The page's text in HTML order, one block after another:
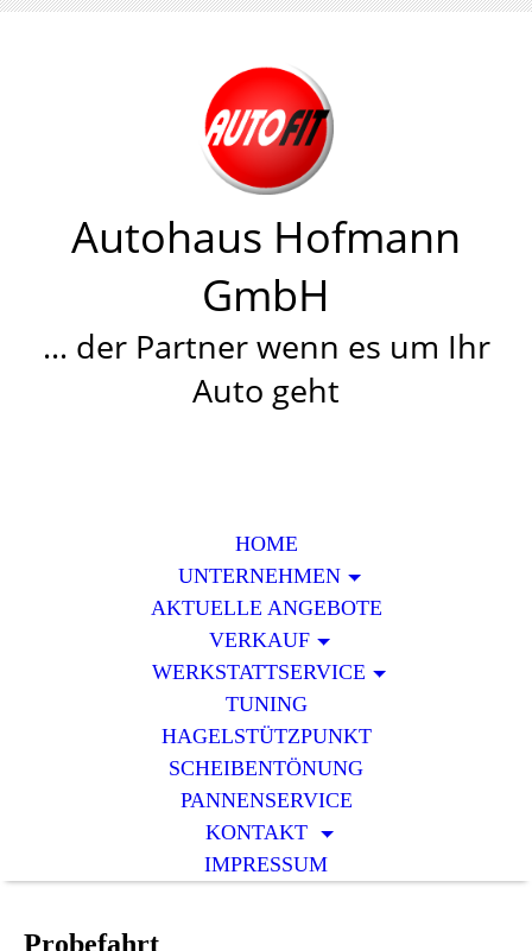
Autohaus Hofmann
GmbH
… der Partner wenn es um Ihr
Auto geht
HOME
UNTERNEHMEN
AKTUELLE ANGEBOTE
VERKAUF
WERKSTATTSERVICE
TUNING
HAGELSTÜTZPUNKT
SCHEIBENTÖNUNG
PANNENSERVICE
KONTAKT
IMPRESSUM
Probefahrt